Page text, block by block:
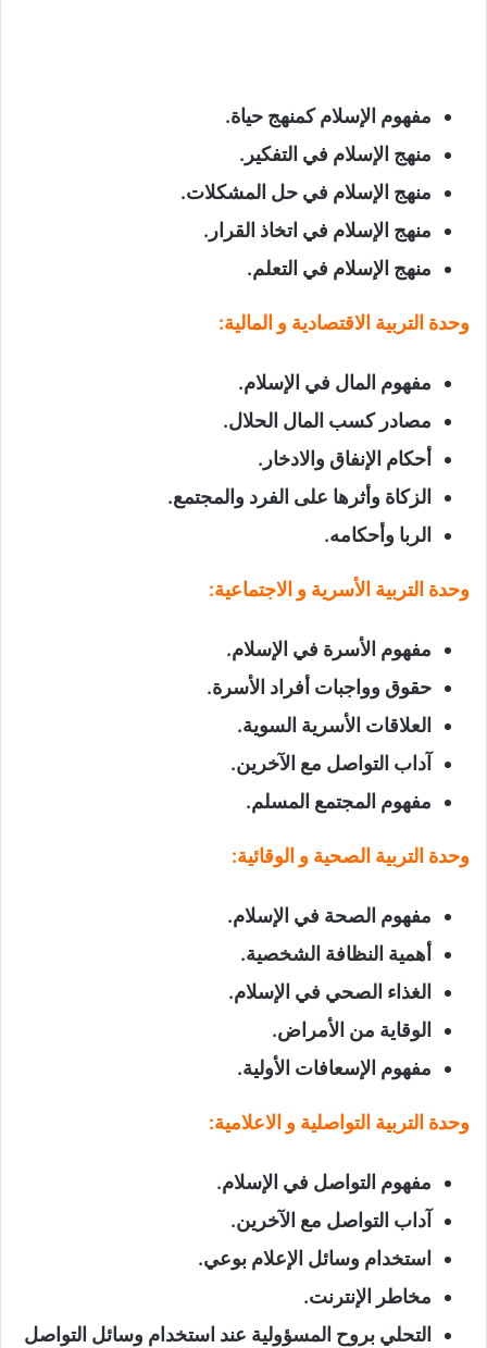
مفهوم الإسلام كمنهج حياة.
منهج الإسلام في التفكير .
منهج الإسلام في حل المشكلات.
منهج الإسلام في اتخاذ القرار .
منهج الإسلام في التعلم.
وحدة التربية الاقتصادية و المالية:
مفهوم المال في الإسلام.
مصادر كسب المال الحلال.
أحكام الإنفاق والادخار .
الزكاة وأثرها على الفرد والمجتمع.
الربا وأحكامه.
وحدة التربية الأسرية و الاجتماعية:
مفهوم الأسرة في الإسلام.
حقوق وواجبات أفراد الأسرة.
العلاقات الأسرية السوية.
آداب التواصل مع الآخرين.
مفهوم المجتمع المسلم.
وحدة التربية الصحية و الوقائية:
مفهوم الصحة في الإسلام.
أهمية النظافة الشخصية.
الغذاء الصحي في الإسلام.
الوقاية من الأمراض.
مفهوم الإسعافات الأولية.
وحدة التربية التواصلية و الاعلامية:
مفهوم التواصل في الإسلام.
آداب التواصل مع الآخرين.
استخدام وسائل الإعلام بوعي.
مخاطر الإنترنت.
التحلي بروح المسؤولية عند استخدام وسائل التواصل